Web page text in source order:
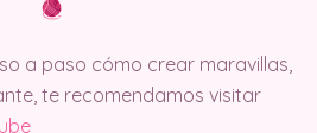
a paso cómo crear maravillas,
te recomendamos visitar